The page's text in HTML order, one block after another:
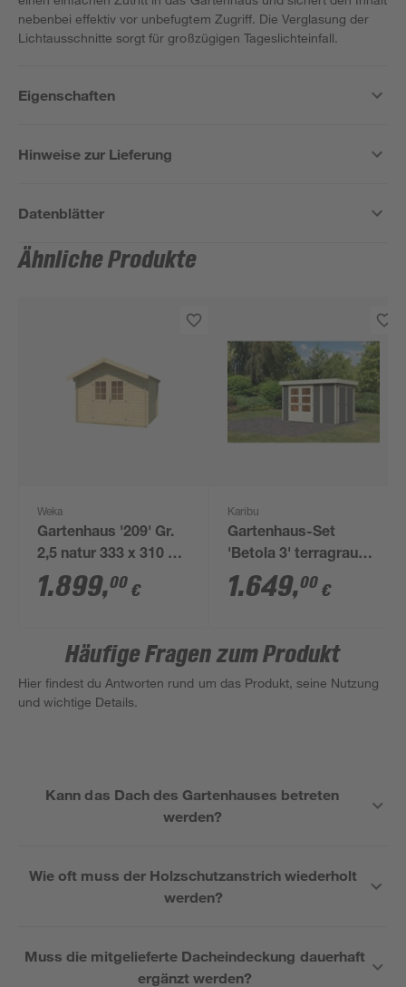
nebenbei effektiv vor unbefugtem Zugriff. Die Verglasung der
Lichtausschnitte sorgt für großzügigen Tageslichteinfall.
Eigenschaften
Hinweise zur Lieferung
Datenblätter
Ähnliche Produkte
Weka
Gartenhaus '209' Gr.
2,5 natur 333 x 310 x
261 cm, Rahmen-
Doppeltür
1.899,00 €
Karibu
Gartenhaus-Set
'Betola 3' terragrau
mit Anbauschrank
342 x 211 x 238 cm
1.649,00 €
Häufige Fragen zum Produkt
Hier findest du Antworten rund um das Produkt, seine Nutzung
und wichtige Details.
Kann das Dach des Gartenhauses betreten
werden?
Wie oft muss der Holzschutzanstrich wiederholt
werden?
Muss die mitgelieferte Dacheindeckung dauerhaft
ergänzt werden?